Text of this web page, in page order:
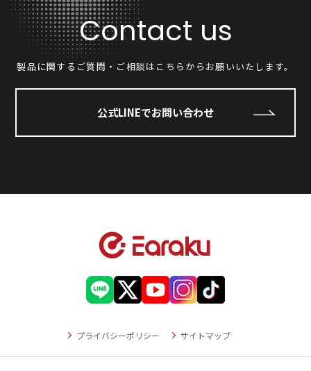
Contact us
製品に関するご質問・ご相談はこちらからお願いいたします。
公式LINEでお問い合わせ
プライバシーポリシー サイトマップ